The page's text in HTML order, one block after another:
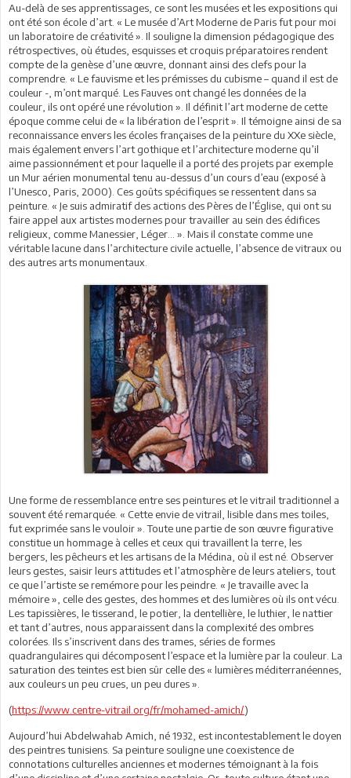
Au-delà de ses apprentissages, ce sont les musées et les expositions qui
ont été son école d’art. « Le musée d’Art Moderne de Paris fut pour moi
un laboratoire de créativité ». Il souligne la dimension pédagogique des
rétrospectives, où études, esquisses et croquis préparatoires rendent
compte de la genèse d’une œuvre, donnant ainsi des clefs pour la
comprendre. « Le fauvisme et les prémisses du cubisme – quand il est de
couleur -, m’ont marqué. Les Fauves ont changé les données de la
couleur, ils ont opéré une révolution ». Il définit l’art moderne de cette
époque comme celui de « la libération de l’esprit ». Il témoigne ainsi de sa
reconnaissance envers les écoles françaises de la peinture du XXe siècle,
mais également envers l’art gothique et l’architecture moderne qu’il
aime passionnément et pour laquelle il a porté des projets par exemple
un Mur aérien monumental tenu au-dessus d’un cours d’eau (exposé à
l’Unesco, Paris, 2000). Ces goûts spécifiques se ressentent dans sa
peinture. « Je suis admiratif des actions des Pères de l’Église, qui ont su
faire appel aux artistes modernes pour travailler au sein des édifices
religieux, comme Manessier, Léger… ». Mais il constate comme une
véritable lacune dans l’architecture civile actuelle, l’absence de vitraux ou
des autres arts monumentaux.
Une forme de ressemblance entre ses peintures et le vitrail traditionnel a
souvent été remarquée. « Cette envie de vitrail, lisible dans mes toiles,
fut exprimée sans le vouloir ». Toute une partie de son œuvre figurative
constitue un hommage à celles et ceux qui travaillent la terre, les
bergers, les pêcheurs et les artisans de la Médina, où il est né. Observer
leurs gestes, saisir leurs attitudes et l’atmosphère de leurs ateliers, tout
ce que l’artiste se remémore pour les peindre. « Je travaille avec la
mémoire », celle des gestes, des hommes et des lumières où ils ont vécu.
Les tapissières, le tisserand, le potier, la dentellière, le luthier, le nattier
et tant d’autres, nous apparaissent dans la complexité des ombres
colorées. Ils s’inscrivent dans des trames, séries de formes
quadrangulaires qui décomposent l’espace et la lumière par la couleur. La
saturation des teintes est bien sûr celle des « lumières méditerranéennes,
aux couleurs un peu crues, un peu dures ».
(https://www.centre-vitrail.org/fr/mohamed-amich/)
Aujourd’hui Abdelwahab Amich, né 1932, est incontestablement le doyen
des peintres tunisiens. Sa peinture souligne une coexistence de
connotations culturelles anciennes et modernes témoignant à la fois